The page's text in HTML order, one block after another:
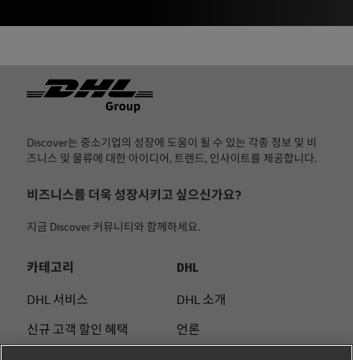
Footer
Discover는 중소기업의 성장에 도움이 될 수 있는 각종 정보 및 비
즈니스 및 물류에 대한 아이디어, 트렌드, 인사이트를 제공합니다.
비즈니스를 더욱 성장시키고 싶으신가요?
지금 Discover 커뮤니티와 함께하세요.
카테고리
DHL 서비스
신규 고객 할인 혜택
DHL
DHL 소개
언론